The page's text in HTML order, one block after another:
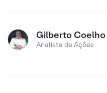
Gilberto Coelho
Analista de Ações